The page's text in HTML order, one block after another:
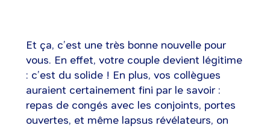
Et ça, c’est une très bonne nouvelle pour
vous. En effet, votre couple devient légitime
: c’est du solide ! En plus, vos collègues
auraient certainement fini par le savoir :
repas de congés avec les conjoints, portes
ouvertes, et même lapsus révélateurs, on